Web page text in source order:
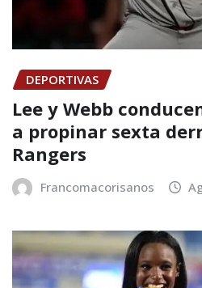
DEPORTIVAS
Lee y Webb
a propinar sexta
Rangers
Francomacorisanos